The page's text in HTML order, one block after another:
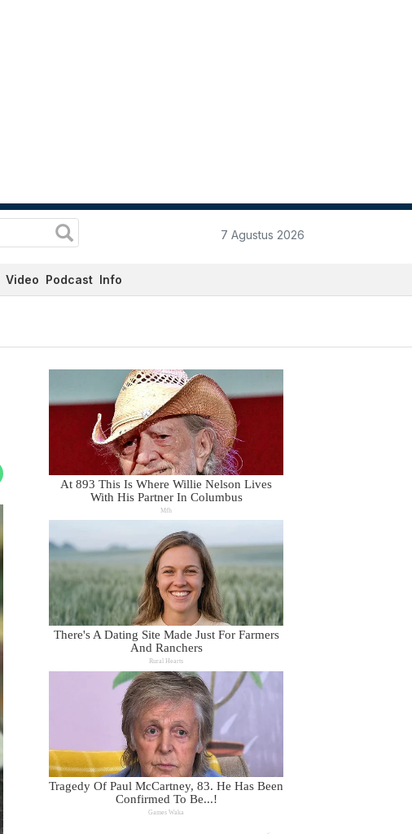
7 Agustus 2026
Video Podcast Info